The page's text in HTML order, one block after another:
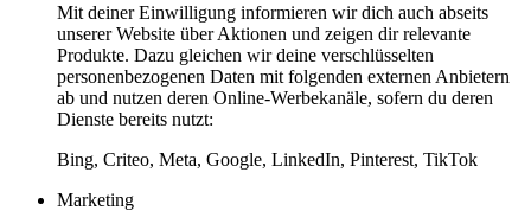
Mit deiner Einwilligung informieren wir dich auch abseits
unserer Website über Aktionen und zeigen dir relevante
Produkte. Dazu gleichen wir deine verschlüsselten
personenbezogenen Daten mit folgenden externen Anbietern
ab und nutzen deren Online-Werbekanäle, sofern du deren
Dienste bereits nutzt:
Bing, Criteo, Meta, Google, LinkedIn, Pinterest, TikTok
Marketing